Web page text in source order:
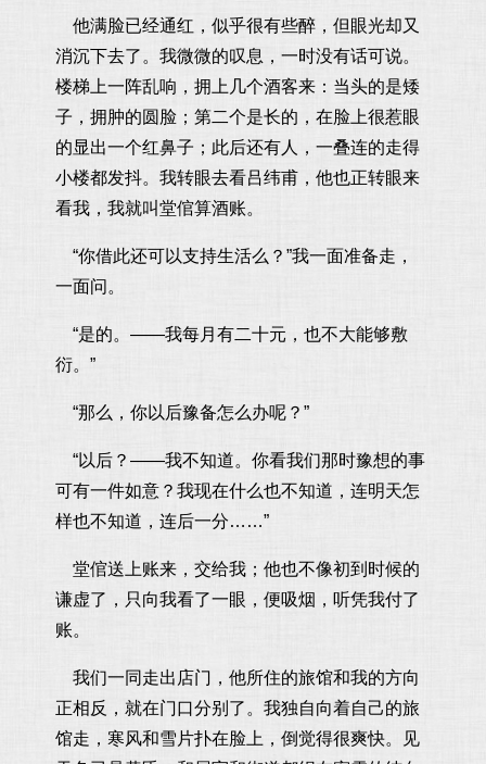
他满脸已经通红，似乎很有些醉，但眼光却又
消沉下去了。我微微的叹息，一时没有话可说。
楼梯上一阵乱响，拥上几个酒客来：当头的是矮
子，拥肿的圆脸；第二个是长的，在脸上很惹眼
的显出一个红鼻子；此后还有人，一叠连的走得
小楼都发抖。我转眼去看吕纬甫，他也正转眼来
看我，我就叫堂倌算酒账。
“你借此还可以支持生活么？”我一面准备走，
一面问。
“是的。——我每月有二十元，也不大能够敷
衍。”
“那么，你以后豫备怎么办呢？”
“以后？——我不知道。你看我们那时豫想的事
可有一件如意？我现在什么也不知道，连明天怎
样也不知道，连后一分……”
堂倌送上账来，交给我；他也不像初到时候的
谦虚了，只向我看了一眼，便吸烟，听凭我付了
账。
我们一同走出店门，他所住的旅馆和我的方向
正相反，就在门口分别了。我独自向着自己的旅
馆走，寒风和雪片扑在脸上，倒觉得很爽快。见